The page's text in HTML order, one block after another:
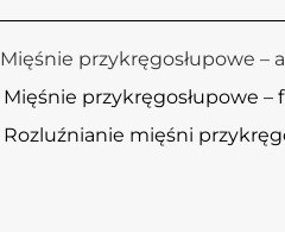
Mięśnie przykręgosłupowe –
Mięśnie przykręgosłupowe –
Rozluźnianie mięśni